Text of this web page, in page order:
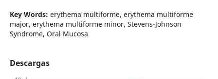
Key Words: erythema multiforme, erythema multiforme
major, erythema multiforme minor, Stevens-Johnson
Syndrome, Oral Mucosa
Descargas